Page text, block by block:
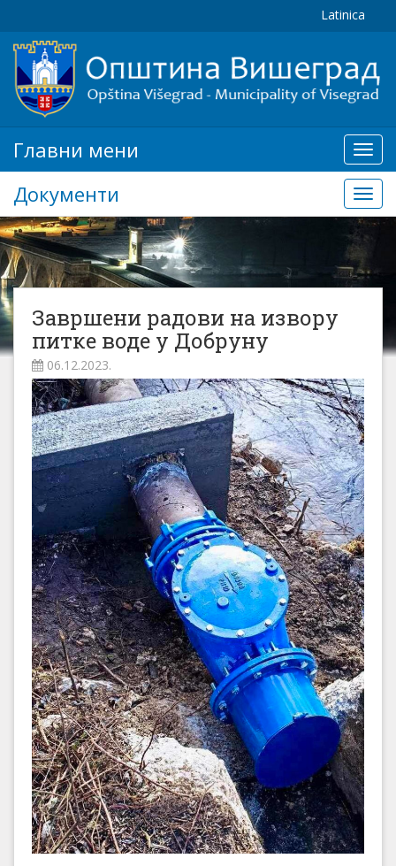
Latinica
мени
Главни мени
Документи
Завршени радови на извору
питке воде у Добруну
06.12.2023.